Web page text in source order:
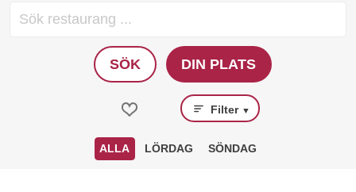
SÖK DIN PLATS
Filter ▼
ALLA LÖRDAG SÖNDAG